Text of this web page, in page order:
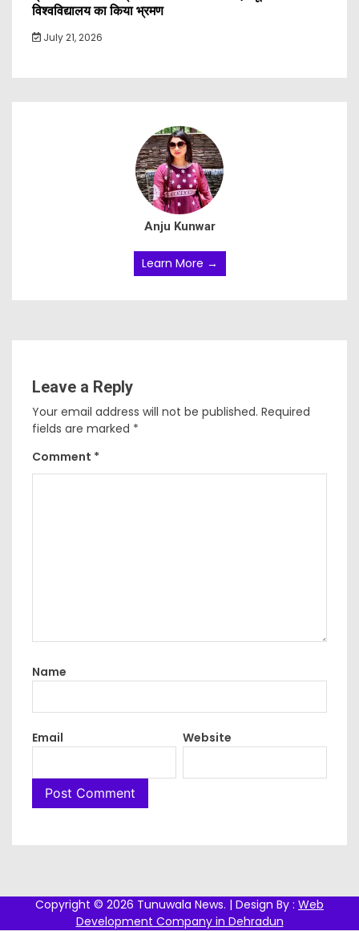
विश्वविद्यालय का किया भ्रमण
July 21, 2026
Anju Kunwar
Learn More →
Leave a Reply
Your email address will not be published. Required
fields are marked *
Comment *
Name
Email Website
Copyright © 2026 Tunuwala News. | Design By : Web
Development Company in Dehradun